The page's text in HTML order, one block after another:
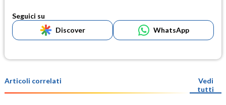
Seguici su
Discover
WhatsApp
Articoli correlati
Vedi
tutti